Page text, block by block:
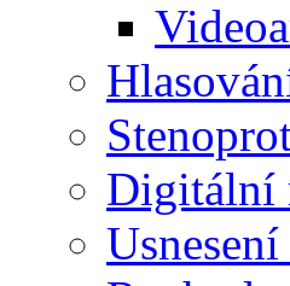
Digitální